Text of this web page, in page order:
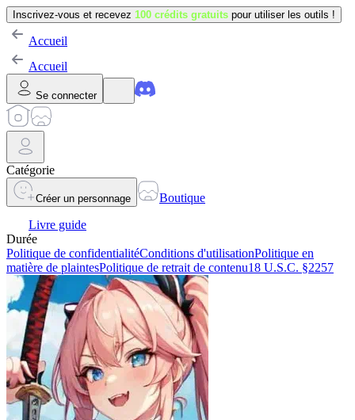
Inscrivez-vous et recevez 100 crédits gratuits pour utiliser les outils !
Accueil
Accueil
Se connecter
Catégorie
Créer un personnage
Boutique
Livre guide
Durée
Politique de confidentialitéConditions d'utilisationPolitique en
matière de plaintesPolitique de retrait de contenu18 U.S.C. §2257